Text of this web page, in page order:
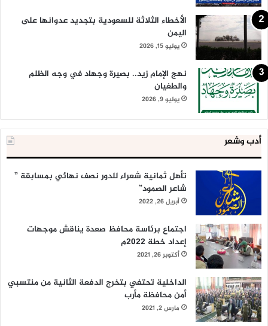
الأخطاء الثلاثة للسعودية بتجديد عدوانها على
اليمن
يوليو 15, 2026
نهج الإمام زيد.. بصيرة وجهاد في وجه الظلم
والطغيان
يوليو 9, 2026
أدب وشعر
تأهل ثمانية شعراء للدور نصف نهائي بمسابقة ”
شاعر الصمود”
أبريل 26, 2022
اجتماع برئاسة محافظ صعدة يناقش موجهات
إعداد خطة 2022م
أكتوبر 26, 2021
الداخلية تحتفي بتخرج الدفعة الثانية من منتسبي
أمن محافظة مأرب
مارس 2, 2021